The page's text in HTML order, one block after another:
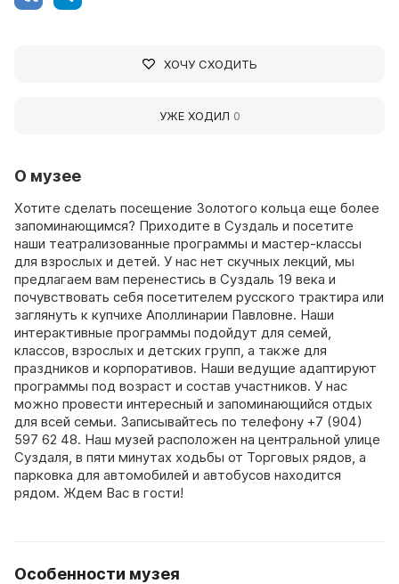
О музее
Хотите сделать посещение Золотого кольца еще более
запоминающимся? Приходите в Суздаль и посетите
наши театрализованные программы и мастер-классы
для взрослых и детей. У нас нет скучных лекций, мы
предлагаем вам перенестись в Суздаль 19 века и
почувствовать себя посетителем русского трактира или
заглянуть к купчихе Аполлинарии Павловне. Наши
интерактивные программы подойдут для семей,
классов, взрослых и детских групп, а также для
праздников и корпоративов. Наши ведущие адаптируют
программы под возраст и состав участников. У нас
можно провести интересный и запоминающийся отдых
для всей семьи. Записывайтесь по телефону +7 (904)
597 62 48. Наш музей расположен на центральной улице
Суздаля, в пяти минутах ходьбы от Торговых рядов, а
парковка для автомобилей и автобусов находится
рядом. Ждем Вас в гости!
Особенности музея
ХОЧУ СХОДИТЬ
УЖЕ ХОДИЛ 0